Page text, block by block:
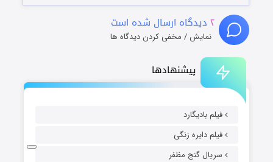
پیشنهادها
فیلم بادیگارد
فیلم دایره زنگی
سریال گنج مظفر
۲ دیدگاه ارسال شده است
نمایش / مخفی کردن دیدگاه ها